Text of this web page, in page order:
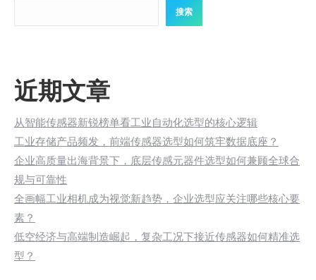
搜索
近期文章
从智能传感器新锐榜单看工业自动化选型的核心逻辑
工业存储产品频发，前端传感器选型如何筑牢数据底座？
企业高质量出海背景下，底层传感元器件选型如何兼顾全球合
规与可靠性
全画幅工业相机成为视觉新趋势，企业选型应关注哪些核心要
素？
低空经济与高端制造崛起，复杂工况下接近传感器如何精准选
型？